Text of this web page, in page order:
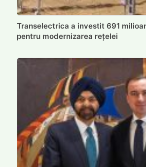
Transelectrica a investit 691
pentru modernizarea rețelei